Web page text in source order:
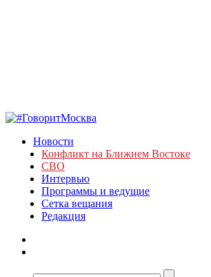
Новости
Конфликт на Ближнем Востоке
СВО
Интервью
Программы и ведущие
Сетка вещания
Редакция